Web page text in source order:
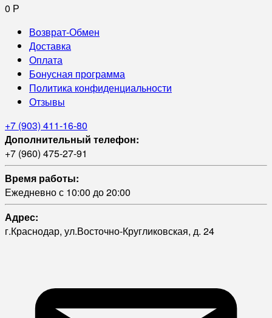
0 Р
Возврат-Обмен
Доставка
Оплата
Бонусная программа
Политика конфиденциальности
Отзывы
+7 (903) 411-16-80
Дополнительный телефон:
+7 (960) 475-27-91
Время работы:
Ежедневно с 10:00 до 20:00
Адрес:
г.Краснодар, ул.Восточно-Кругликовская, д. 24